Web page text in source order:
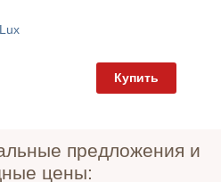
Купить
предложения и
цены: